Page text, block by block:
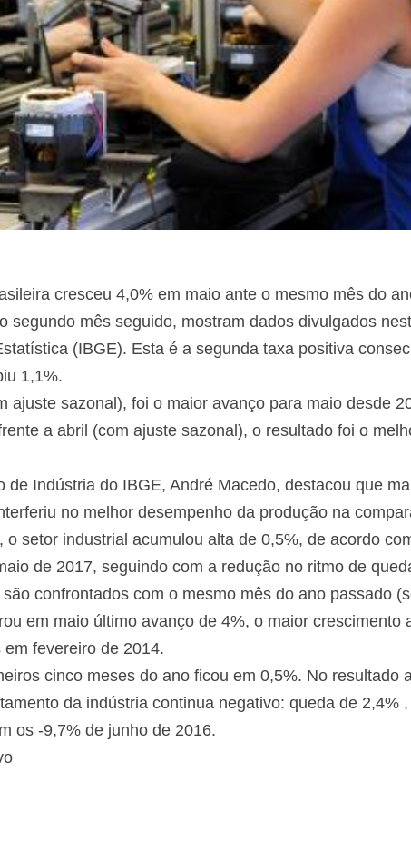
cresceu 4,0% em maio ante o mesmo mês do
segundo mês seguido, mostram dados divulgados
(IBGE). Esta é a segunda taxa positiva
1,1%.
ajuste sazonal), foi o maior avanço para maio desde
a abril (com ajuste sazonal), o resultado foi o
de Indústria do IBGE, André Macedo, destacou que
no melhor desempenho da produção na
o setor industrial acumulou alta de 0,5%, de acordo
de 2017, seguindo com a redução no ritmo de
confrontados com o mesmo mês do ano passado
em maio último avanço de 4%, o maior crescimento
fevereiro de 2014.
cinco meses do ano ficou em 0,5%. No resultado
da indústria continua negativo: queda de 2,4%
os -9,7% de junho de 2016.